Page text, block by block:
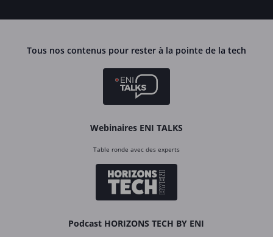
Tous nos contenus pour rester à la pointe de la tech
Webinaires ENI TALKS
Table ronde avec des experts
Podcast HORIZONS TECH BY ENI